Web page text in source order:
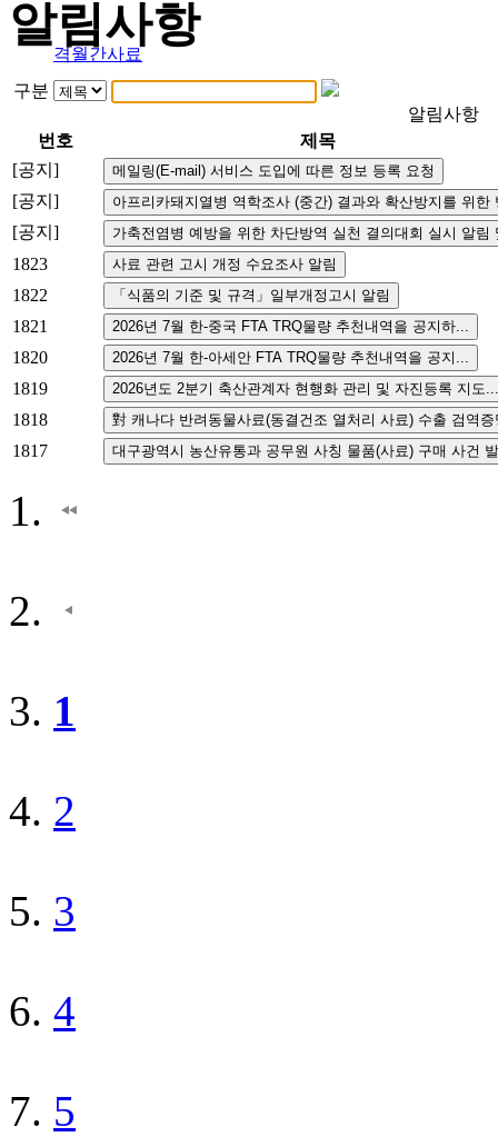
격월간사료
알림사항
구분
알림사항
번호
제목
[공지]
[공지]
[공지]
1823
1822
1821
1820
1819
1818
1817
1
2
3
4
5